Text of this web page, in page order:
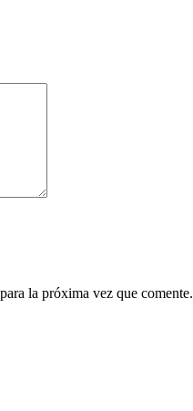
la próxima vez que comente.